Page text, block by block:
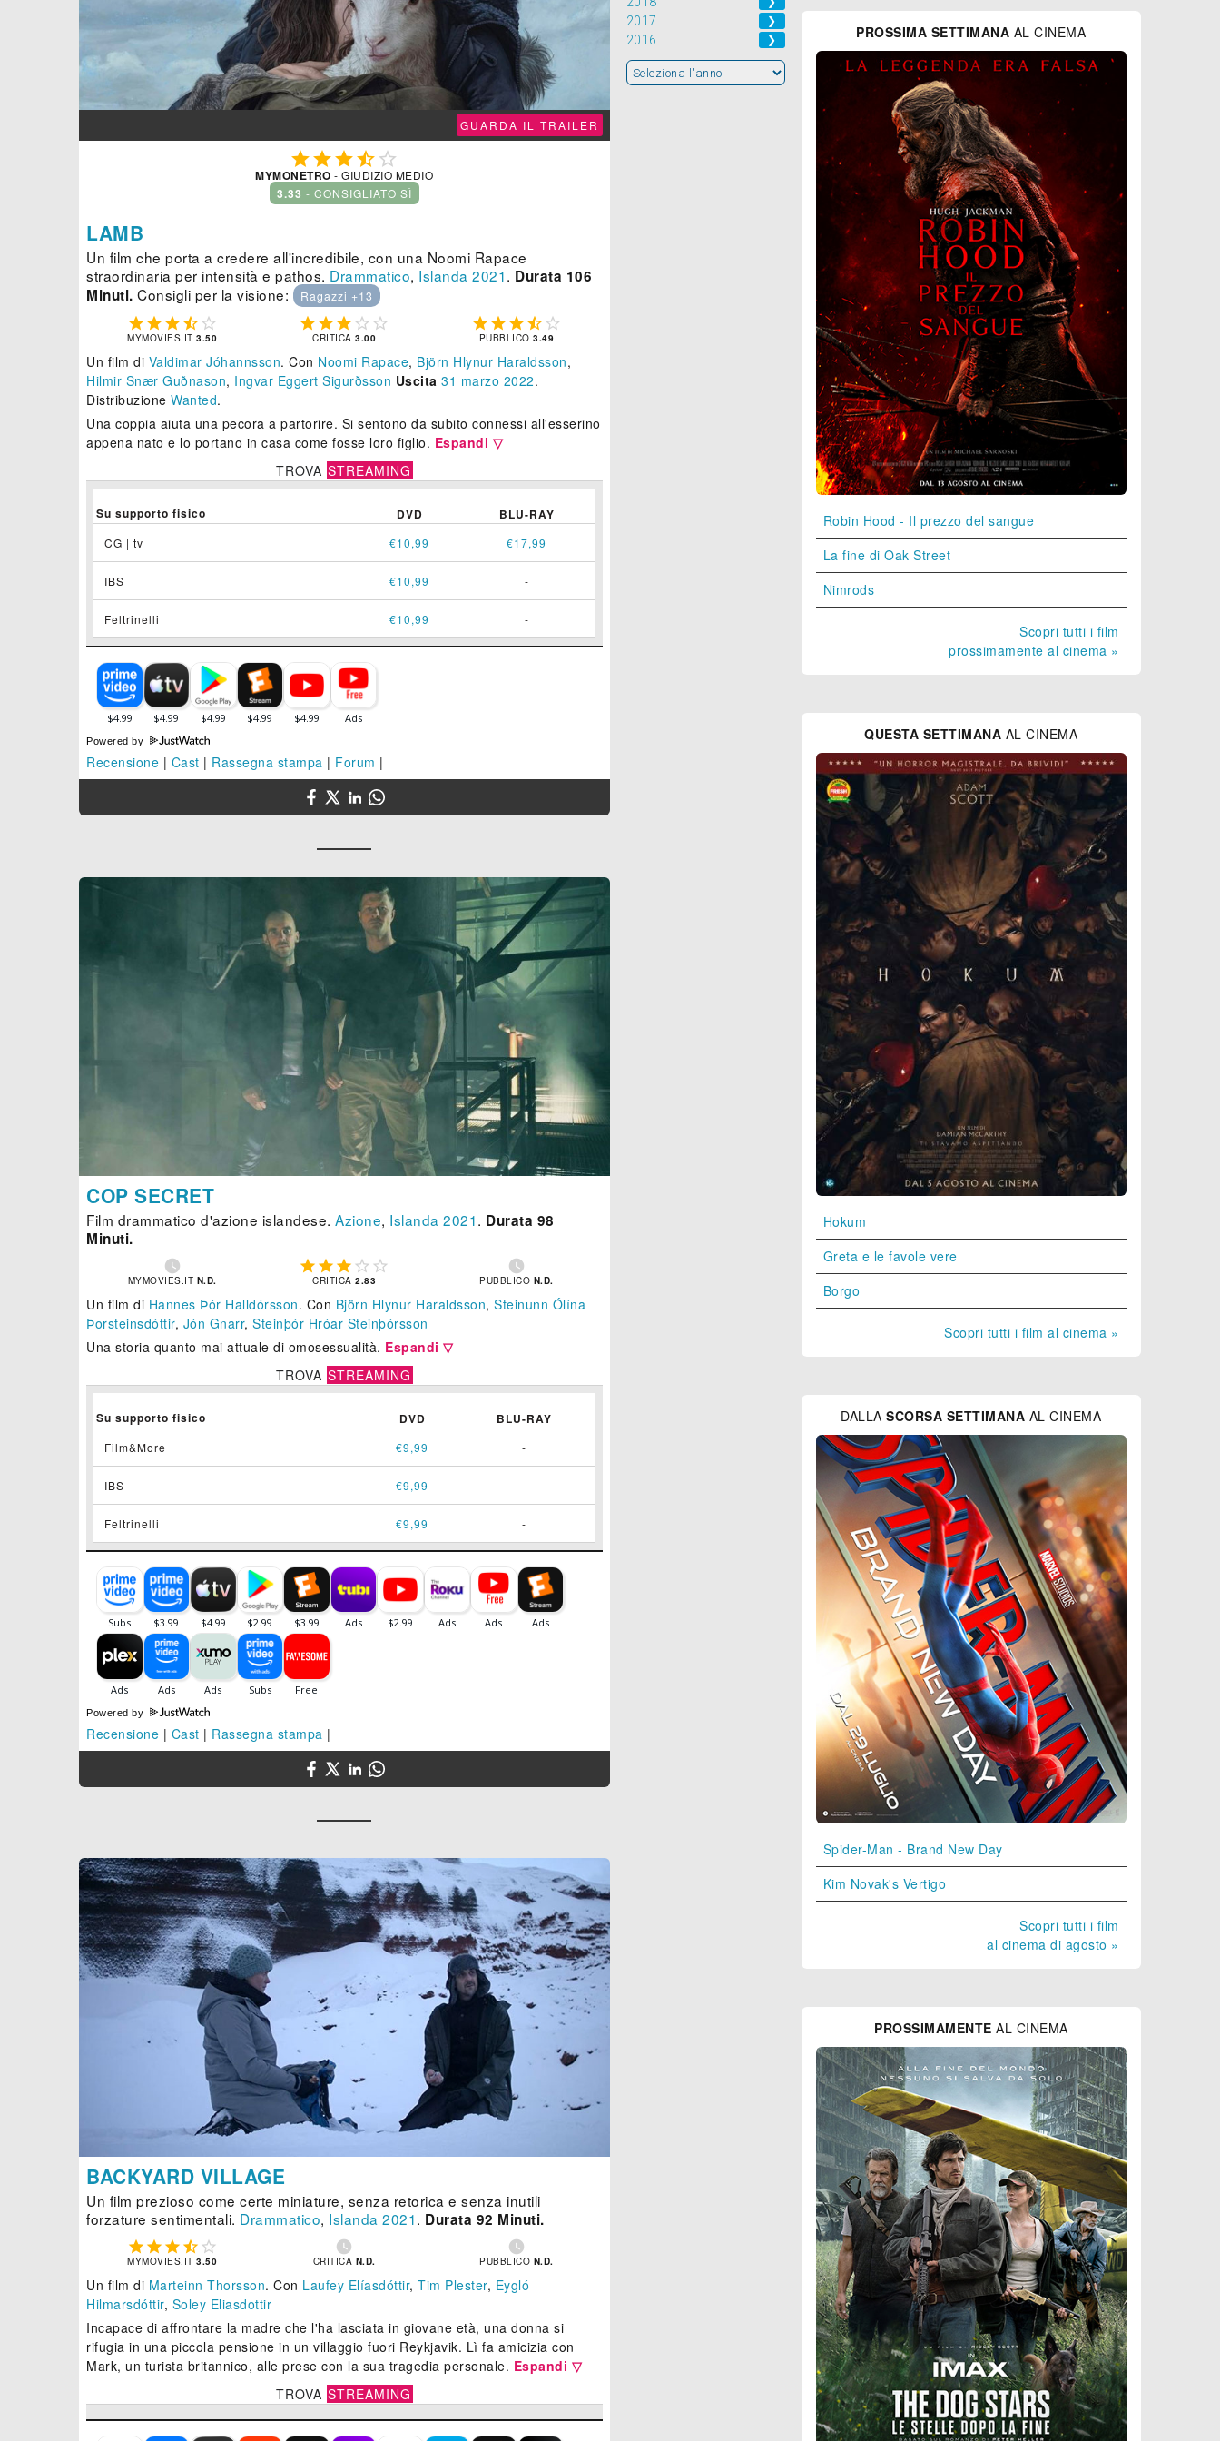
GUARDA IL TRAILER
 
MYMONETRO - GIUDIZIO MEDIO
3.33 - CONSIGLIATO SÌ
LAMB
Un film che porta a credere all'incredibile, con una Noomi Rapace
straordinaria per intensità e pathos. Drammatico, Islanda 2021. Durata 106
Minuti. Consigli per la visione: Ragazzi +13
    
MYMOVIES.IT3.50
    
CRITICA3.00
    
PUBBLICO3.49
Un film di Valdimar Jóhannsson. Con Noomi Rapace, Björn Hlynur Haraldsson,
Hilmir Snær Guðnason, Ingvar Eggert Sigurðsson Uscita 31 marzo 2022.
Distribuzione Wanted.
Una coppia aiuta una pecora a partorire. Si sentono da subito connessi all'esserino
appena nato e lo portano in casa come fosse loro figlio. Espandi ▽
TROVA STREAMING
Su supporto fisico DVD BLU-RAY
CG | tv €10,99 €17,99
IBS €10,99 -
Feltrinelli €10,99 -
Powered by
Recensione | Cast | Rassegna stampa | Forum |
COP SECRET
Film drammatico d'azione islandese. Azione, Islanda 2021. Durata 98
Minuti.

MYMOVIES.IT N.D.
    
CRITICA2.83

PUBBLICO N.D.
Un film di Hannes Þór Halldórsson. Con Björn Hlynur Haraldsson, Steinunn Ólína
Þorsteinsdóttir, Jón Gnarr, Steinþór Hróar Steinþórsson
Una storia quanto mai attuale di omosessualità. Espandi ▽
TROVA STREAMING
Su supporto fisico DVD BLU-RAY
Film&More €9,99 -
IBS €9,99 -
Feltrinelli €9,99 -
Powered by
Recensione | Cast | Rassegna stampa |
BACKYARD VILLAGE
Un film prezioso come certe miniature, senza retorica e senza inutili
forzature sentimentali. Drammatico, Islanda 2021. Durata 92 Minuti.
    
MYMOVIES.IT3.50

CRITICA N.D.

PUBBLICO N.D.
Un film di Marteinn Thorsson. Con Laufey Elíasdóttir, Tim Plester, Eygló
Hilmarsdóttir, Soley Eliasdottir
Incapace di affrontare la madre che l'ha lasciata in giovane età, una donna si
rifugia in una piccola pensione in un villaggio fuori Reykjavik. Lì fa amicizia con
Mark, un turista britannico, alle prese con la sua tragedia personale. Espandi ▽
TROVA STREAMING
2017 ❯
2016 ❯ PROSSIMA SETTIMANA AL CINEMA
Robin Hood - Il prezzo del sangue
La fine di Oak Street
Nimrods
Scopri tutti i film
prossimamente al cinema »
QUESTA SETTIMANA AL CINEMA
Hokum
Greta e le favole vere
Borgo
Scopri tutti i film al cinema »
DALLASCORSA SETTIMANA AL CINEMA
Spider-Man - Brand New Day
Kim Novak's Vertigo
Scopri tutti i film
al cinema di agosto »
PROSSIMAMENTE AL CINEMA